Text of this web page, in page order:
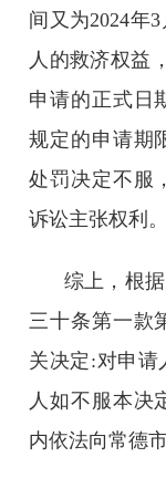
间又为2024年
人的救济权益
申请的正式日
规定的申请期
处罚决定不服
诉讼主张权利。
综上，根
三十条第一款
关决定:对申请
人如不服本决
内依法向常德